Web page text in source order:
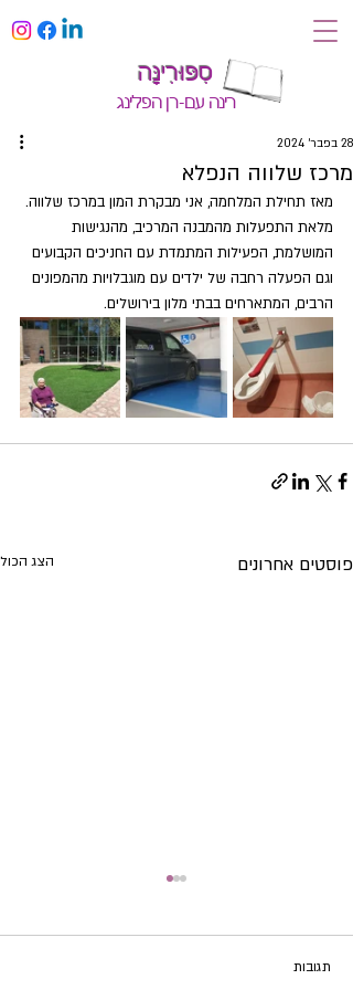
רינה עם-רן הפלינג
סִפּוּרִינָּה
מרכז שלווה הנפלא
28 בפבר׳ 2024
מאז תחילת המלחמה, אני מבקרת המון במרכז שלווה.
מלאת התפעלות מהמבנה המרכיב, מהנגישות
המושלמת, הפעילות המתמדת עם החניכים הקבועים
וגם הפעלה רחבה של ילדים עם מוגבלויות מהמפונים
הרבים, המתארחים בבתי מלון בירושלים.
פוסטים אחרונים הצג הכול
תגובות